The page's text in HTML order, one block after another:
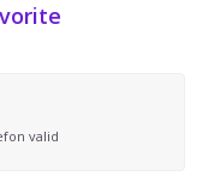
valid